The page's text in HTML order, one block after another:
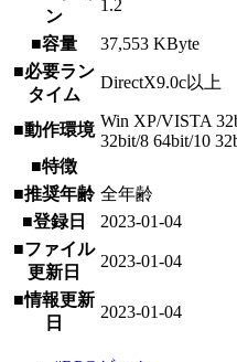
ン
1.2
■容量
37,553 KByte
■必要ラン
タイム
DirectX9.0c以上
■動作環境 Win XP/VISTA
32bit/8 64bit/10
■特徴
■推奨年齢 全年齢
■登録日
2023-01-04
■ファイル
更新日
2023-01-04
■情報更新
日
2023-01-04